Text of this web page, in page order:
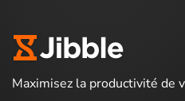
Maximisez la productivité de